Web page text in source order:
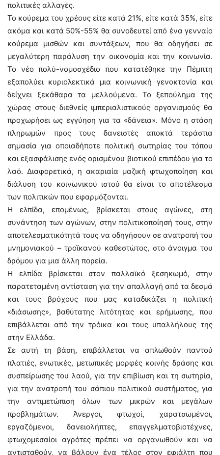
πολιτικές αλλαγές.
Το κούρεμα του χρέους είτε κατά 21%, είτε κατά 35%, είτε
ακόμα και κατά 50%-55% θα συνοδευτεί από ένα γενναίο
κούρεμα μισθών και συντάξεων, που θα οδηγήσει σε
μεγαλύτερη παράλυση την οικονομία και την κοινωνία.
Το νέο πολύ-νομοσχέδιο που κατατέθηκε την Πέμπτη
εξαπολύει κυριολεκτικά μια κοινωνική γενοκτονία και
δείχνει ξεκάθαρα τα μελλούμενα. Το ξεπούλημα της
χώρας στους διεθνείς ιμπεριαλιστικούς οργανισμούς θα
προχωρήσει ως εγγύηση για τα «δάνεια». Μόνο η στάση
πληρωμών προς τους δανειστές αποκτά τεράστια
σημασία για οποιαδήποτε πολιτική σωτηρίας του τόπου
και εξασφάλισης ενός ορισμένου βιοτικού επιπέδου για το
λαό. Διαφορετικά, η ακαριαία μαζική φτωχοποίηση και
διάλυση του κοινωνικού ιστού θα είναι το αποτέλεσμα
των πολιτικών που εφαρμόζονται.
Η ελπίδα, επομένως, βρίσκεται στους αγώνες, στη
συνάντηση των αγώνων, στην πολιτικοποίησή τους, στην
αποτελεσματικότητά τους να οδηγήσουν σε ανατροπή του
μνημονιακού – τροϊκανού καθεστώτος, στο άνοιγμα του
δρόμου για μια άλλη πορεία.
Η ελπίδα βρίσκεται στον παλλαϊκό ξεσηκωμό, στην
παρατεταμένη αντίσταση για την απαλλαγή από τα δεσμά
και τους βρόχους που μας καταδικάζει η πολιτική
«διάσωσης», βαθύτατης λιτότητας και ερήμωσης, που
επιβάλλεται από την τρόικα και τους υπαλλήλους της
στην Ελλάδα.
Σε αυτή τη βάση, επιβάλλεται να απλωθούν παντού
πλατιές, ενωτικές, μετωπικές μορφές κοινής δράσης και
συσπείρωσης του λαού, για την επιβίωση και τη σωτηρία,
για την ανατροπή του σάπιου πολιτικού συστήματος, για
την αντιμετώπιση όλων των μικρών και μεγάλων
προβλημάτων. Άνεργοι, φτωχοί, χαρατσωμένοι,
εργαζόμενοι, δανειολήπτες, επαγγελματοβιοτέχνες,
φτωχομεσαίοι αγρότες πρέπει να οργανωθούν και να
αντισταθούν, να βάλουν ένα τέλος στον εφιάλτη που